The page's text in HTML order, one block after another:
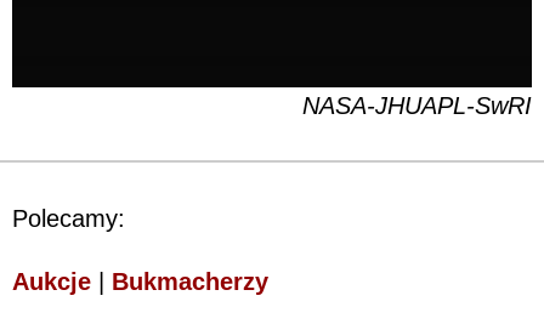
NASA-JHUAPL-SwRI
Polecamy:
Aukcje Bukmacherzy